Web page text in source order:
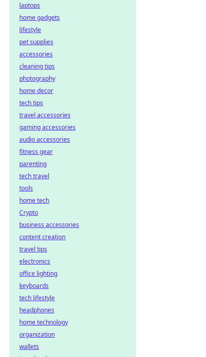
laptops
home gadgets
lifestyle
pet supplies
accessories
cleaning tips
photography
home decor
tech tips
travel accessories
gaming accessories
audio accessories
fitness gear
parenting
tech travel
tools
home tech
Crypto
business accessories
content creation
travel tips
electronics
office lighting
keyboards
tech lifestyle
headphones
home technology
organization
wallets